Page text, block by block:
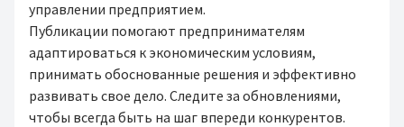
управлении предприятием.
Публикации помогают предпринимателям
адаптироваться к экономическим условиям,
принимать обоснованные решения и эффективно
развивать свое дело. Следите за обновлениями,
чтобы всегда быть на шаг впереди конкурентов.